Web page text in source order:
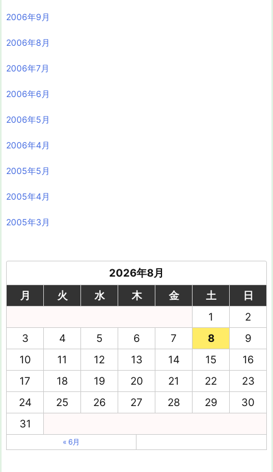
2006年9月
2006年8月
2006年7月
2006年6月
2006年5月
2006年4月
2005年5月
2005年4月
2005年3月
2026年8月
月
火 水 木 金 土
日
1
2
3
4 5 6 7 8
9
10
11 12 13 14 15
16
17
18 19 20 21 22
23
24
25 26 27 28 29
30
31
« 6月